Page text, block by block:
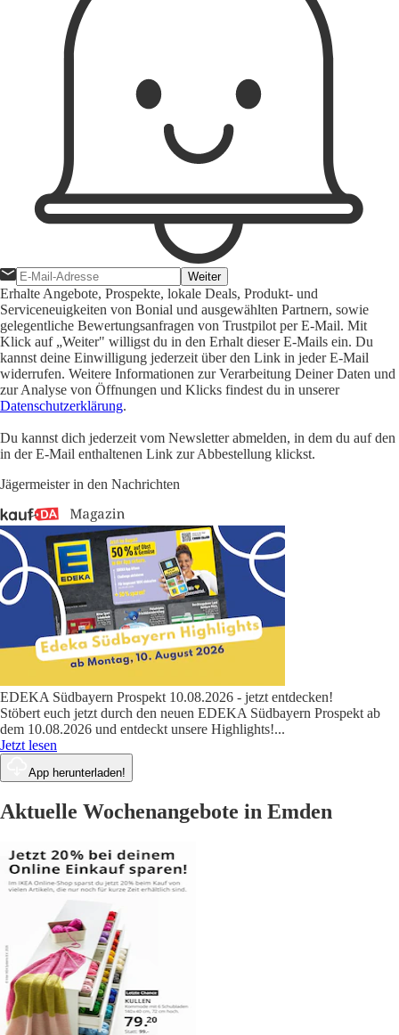
Weiter
Erhalte Angebote, Prospekte, lokale Deals, Produkt- und
Serviceneuigkeiten von Bonial und ausgewählten Partnern, sowie
gelegentliche Bewertungsanfragen von Trustpilot per E-Mail. Mit
Klick auf „Weiter" willigst du in den Erhalt dieser E-Mails ein. Du
kannst deine Einwilligung jederzeit über den Link in jeder E-Mail
widerrufen. Weitere Informationen zur Verarbeitung Deiner Daten und
zur Analyse von Öffnungen und Klicks findest du in unserer
Datenschutzerklärung.
Du kannst dich jederzeit vom Newsletter abmelden, in dem du auf den
in der E-Mail enthaltenen Link zur Abbestellung klickst.
Jägermeister in den Nachrichten
EDEKA Südbayern Prospekt 10.08.2026 - jetzt entdecken!
Stöbert euch jetzt durch den neuen EDEKA Südbayern Prospekt ab
dem 10.08.2026 und entdeckt unsere Highlights!...
Jetzt lesen
App herunterladen!
Aktuelle Wochenangebote in Emden